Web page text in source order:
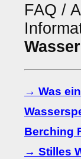
FAQ /
→ Was
Berching
→ Stilles